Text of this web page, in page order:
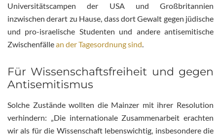
Universitätscampen der USA und Großbritannien
inzwischen derart zu Hause, dass dort Gewalt gegen jüdische
und pro-israelische Studenten und andere antisemitische
Zwischenfällean der Tagesordnung sind
Für Wissenschaftsfreiheit und gegen
Antisemitismus
Solche Zustände wollten die Mainzer mit ihrer Resolution
verhindern: „Die internationale Zusammenarbeit erachten
wir als für die Wissenschaft lebenswichtig, insbesondere die